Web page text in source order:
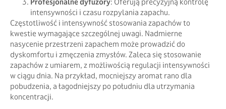
intensywności i czasu rozpylania zapachu.
Częstotliwość i intensywność stosowania zapachów to
kwestie wymagające szczególnej uwagi. Nadmierne
nasycenie przestrzeni zapachem może prowadzić do
dyskomfortu i zmęczenia zmysłów. Zaleca się stosowanie
zapachów z umiarem, z możliwością regulacji intensywności
w ciągu dnia. Na przykład, mocniejszy aromat rano dla
pobudzenia, a łagodniejszy po południu dla utrzymania
koncentracji.